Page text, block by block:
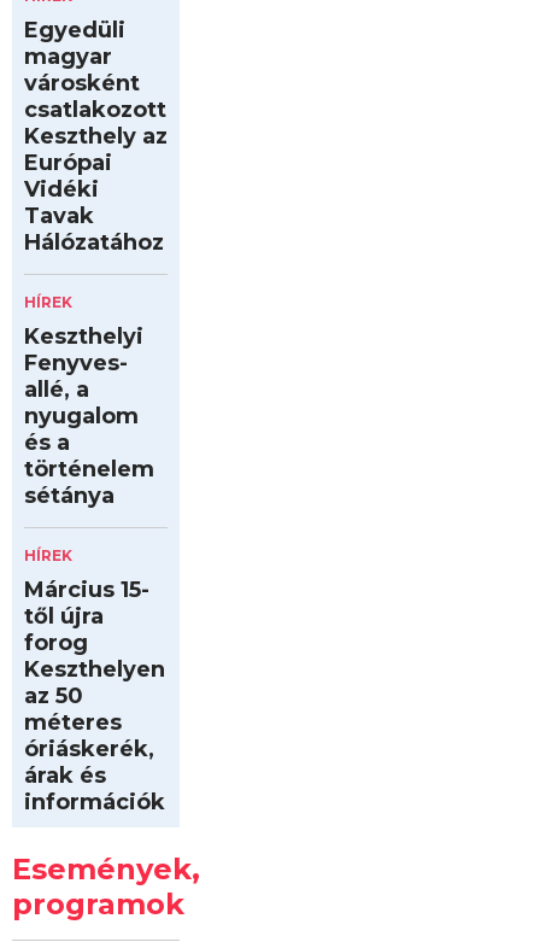
Egyedüli
magyar
városként
csatlakozott
Keszthely az
Európai
Vidéki
Tavak
Hálózatához
HÍREK
Keszthelyi
Fenyves-
allé, a
nyugalom
és a
történelem
sétánya
HÍREK
Március 15-
től újra
forog
Keszthelyen
az 50
méteres
óriáskerék,
árak és
információk
Események,
programok
Kilóméterek
2026